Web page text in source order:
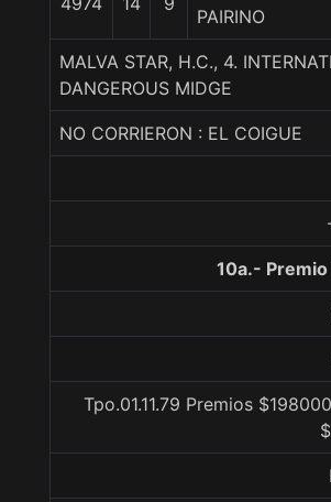
PAIRINO
MALVA STAR, H.C., 4.
DANGEROUS MIDGE
NO CORRIERON : EL COIGUE
10a.- Premio
Tpo.01.11.79 Premios